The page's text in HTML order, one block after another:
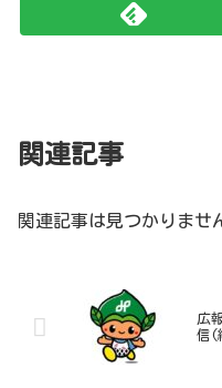
関連記事
関連記事は見つかりませ
広
信(